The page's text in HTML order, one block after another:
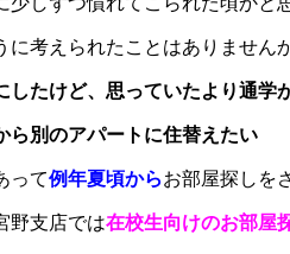
に考えられたことはありません
したけど、思っていたより通学
ら別のアパートに住替えたい
って例年夏頃からお部屋探しを
野支店では在校生向けのお部屋